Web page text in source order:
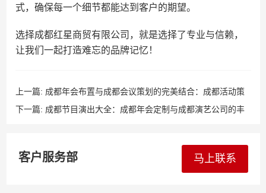
式，确保每一个细节都能达到客户的期望。
选择成都红星商贸有限公司，就是选择了专业与信赖，
让我们一起打造难忘的品牌记忆！
上一篇: 成都年会布置与成都会议策划的完美结合：成都活动策
划公司的硬核实力
下一篇: 成都节目演出大全：成都年会定制与成都演艺公司的丰
客户服务部 马上联系